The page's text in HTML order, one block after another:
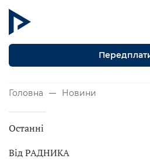
Головна Новини
Останні
Від РАДНИКА